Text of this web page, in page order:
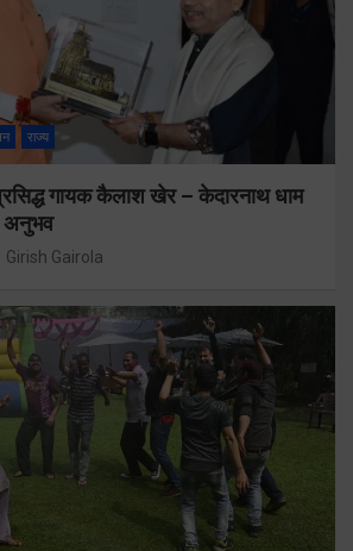
राज्य
गायक कैलाश खेर – केदारनाथ धाम
अनुभव
Girish Gairola